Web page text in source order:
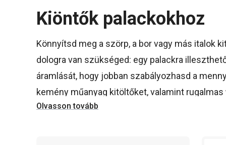
Kiöntők palackokhoz
Könnyítsd meg a szörp, a bor vagy más italok
dologra van szükséged: egy palackra
áramlását, hogy jobban szabályozhasd a
kemény műanyag kitöltőket, valamint
összehengergetve a palack szájába
Olvasson tovább